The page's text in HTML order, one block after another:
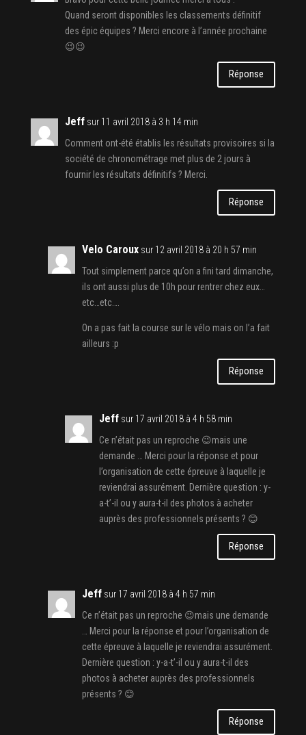
Quand seront disponibles les classements définitif
des épic équipes ? Merci encore à l’année prochaine
😉😉
Réponse
Jeff sur 11 avril 2018 à 3 h 14 min
Comment ont-été établis les résultats provisoires si la
société de chronométrage met plus de 2 jours à
fournir les résultats définitifs ? Merci.
Réponse
Velo Caroux sur 12 avril 2018 à 20 h 57 min
Tout simplement parce qu’on a fini tard dimanche,
ils ont aussi plus de 10h pour rentrer chez eux…
etc…etc….
On a pas fait la course sur le vélo mais on l’a fait
ailleurs :p
Réponse
Jeff sur 17 avril 2018 à 4 h 58 min
Ce n’était pas un reproche 😉mais une
demande … Merci pour la réponse et pour
l’organisation de cette épreuve à laquelle je
reviendrai assurément. Dernière question : y-
a-t’-il ou y aura-t-il des photos à acheter
auprès des professionnels présents ? 😊
Réponse
Jeff sur 17 avril 2018 à 4 h 57 min
Ce n’était pas un reproche 😉mais une demande
… Merci pour la réponse et pour l’organisation de
cette épreuve à laquelle je reviendrai assurément.
Dernière question : y-a-t’-il ou y aura-t-il des
photos à acheter auprès des professionnels
présents ? 😊
Réponse